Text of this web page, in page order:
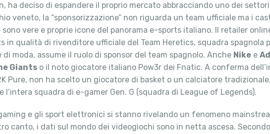
ha deciso di espandere il proprio mercato abbracciando uno dei
veneto, la “sponsorizzazione” non riguarda un team ufficiale ma i
vere e proprie icone del panorama e-sports italiano. Il retailer
in qualità di rivenditore ufficiale del Team Heretics, squadra spagnola
moda, assume il ruolo di sponsor del team spagnolo. Anche Nike e
Giants o il noto giocatore italiano Pow3r dei Fnatic. A conferma
Pure, non ha scelto un giocatore di basket o un calciatore
l’intera squadra di e-gamer Gen. G (squadra di League of Legends).
e gli sport elettronici si stanno rivelando un fenomeno
canto, i dati sul mondo dei videogiochi sono in netta ascesa.